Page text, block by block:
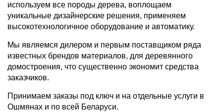
используем все породы дерева, воплощаем
уникальные дизайнерские решения, применяем
высокотехнологичное оборудование и автоматику.
Мы являемся дилером и первым поставщиком ряда
известных брендов материалов, для деревянного
домостроения, что существенно экономит средства
заказчиков.
Принимаем заказы под ключ и на отдельные услуги в
Ошмянах и по всей Беларуси.